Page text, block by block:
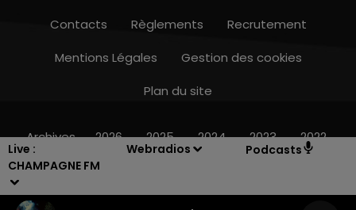
Live :
CHAMPAGNE FM
Webradios Podcasts
10h00 - 14h00
Contacts Règlements
Recrutement
Mentions Légales
Gestion des cookies
Plan du site
Archives 2026 2025 2024 2023 2022